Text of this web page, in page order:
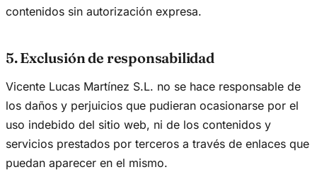
contenidos sin autorización expresa.
5. Exclusión de responsabilidad
Vicente Lucas Martínez S.L. no se hace responsable de
los daños y perjuicios que pudieran ocasionarse por el
uso indebido del sitio web, ni de los contenidos y
servicios prestados por terceros a través de enlaces que
puedan aparecer en el mismo.